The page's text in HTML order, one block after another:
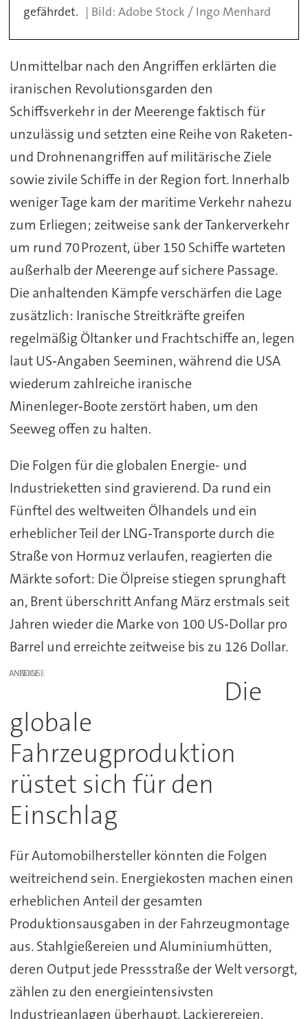
gefährdet.
Adobe Stock / Ingo Menhard
Unmittelbar nach den Angriffen erklärten die
iranischen Revolutionsgarden den
Schiffsverkehr in der Meerenge faktisch für
unzulässig und setzten eine Reihe von Raketen‑
und Drohnenangriffen auf militärische Ziele
sowie zivile Schiffe in der Region fort. Innerhalb
weniger Tage kam der maritime Verkehr nahezu
zum Erliegen; zeitweise sank der Tankerverkehr
um rund 70 Prozent, über 150 Schiffe warteten
außerhalb der Meerenge auf sichere Passage.
Die anhaltenden Kämpfe verschärfen die Lage
zusätzlich: Iranische Streitkräfte greifen
regelmäßig Öltanker und Frachtschiffe an, legen
laut US‑Angaben Seeminen, während die USA
wiederum zahlreiche iranische
Minenleger‑Boote zerstört haben, um den
Seeweg offen zu halten.
Die Folgen für die globalen Energie- und
Industrieketten sind gravierend. Da rund ein
Fünftel des weltweiten Ölhandels und ein
erheblicher Teil der LNG‑Transporte durch die
Straße von Hormuz verlaufen, reagierten die
Märkte sofort: Die Ölpreise stiegen sprunghaft
an, Brent überschritt Anfang März erstmals seit
Jahren wieder die Marke von 100 US‑Dollar pro
Barrel und erreichte zeitweise bis zu 126 Dollar.
ANZEIGE
Die
globale
Fahrzeugproduktion
rüstet sich für den
Einschlag
Für Automobilhersteller könnten die Folgen
weitreichend sein. Energiekosten machen einen
erheblichen Anteil der gesamten
Produktionsausgaben in der Fahrzeugmontage
aus. Stahlgießereien und Aluminiumhütten,
deren Output jede Pressstraße der Welt versorgt,
zählen zu den energieintensivsten
Industrieanlagen überhaupt. Lackierereien,